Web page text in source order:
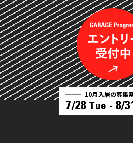
10月入居の募集
7/28 Tue - 8/